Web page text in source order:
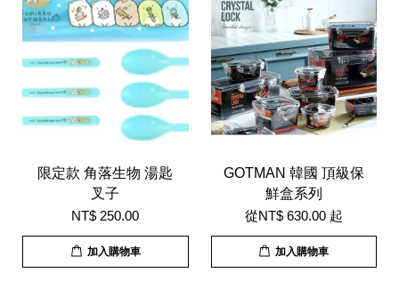
限定款 角落生物 湯匙
叉子
NT$ 250.00
加入購物車
GOTMAN 韓國 頂級保
鮮盒系列
從NT$ 630.00 起
加入購物車